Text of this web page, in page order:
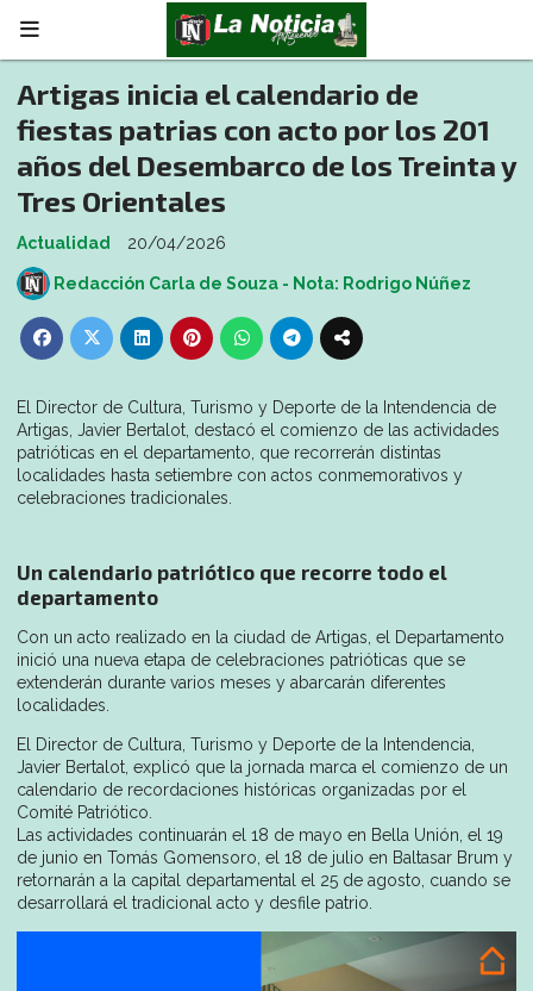
Artigas inicia el calendario de
fiestas patrias con acto por los 201
años del Desembarco de los Treinta y
Tres Orientales
Actualidad 20/04/2026
Redacción Carla de Souza - Nota: Rodrigo Núñez
El Director de Cultura, Turismo y Deporte de la Intendencia de
Artigas, Javier Bertalot, destacó el comienzo de las actividades
patrióticas en el departamento, que recorrerán distintas
localidades hasta setiembre con actos conmemorativos y
celebraciones tradicionales.
Un calendario patriótico que recorre todo el
departamento
Con un acto realizado en la ciudad de Artigas, el Departamento
inició una nueva etapa de celebraciones patrióticas que se
extenderán durante varios meses y abarcarán diferentes
localidades.
El Director de Cultura, Turismo y Deporte de la Intendencia,
Javier Bertalot, explicó que la jornada marca el comienzo de un
calendario de recordaciones históricas organizadas por el
Comité Patriótico.
Las actividades continuarán el 18 de mayo en Bella Unión, el 19
de junio en Tomás Gomensoro, el 18 de julio en Baltasar Brum y
retornarán a la capital departamental el 25 de agosto, cuando se
desarrollará el tradicional acto y desfile patrio.